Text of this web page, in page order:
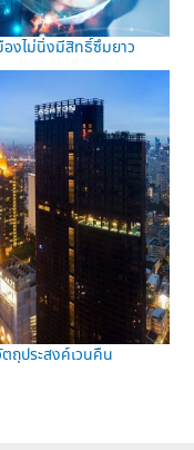
องไม่นิ่งมีสิทธิ์ซึมยาว
ถุประสงค์เวนคืน